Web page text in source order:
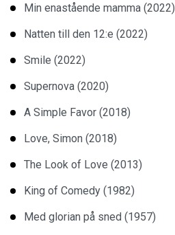
Min enastående mamma (2022)
Natten till den 12:e (2022)
Smile (2022)
Supernova (2020)
A Simple Favor (2018)
Love, Simon (2018)
The Look of Love (2013)
King of Comedy (1982)
Med glorian på sned (1957)